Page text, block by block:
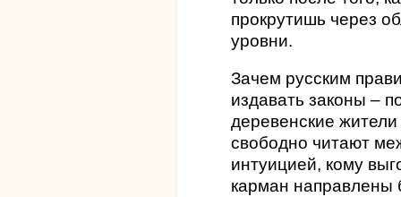
прокрутишь через
уровни.
Зачем русским
издавать законы –
деревенские
свободно читают
интуицией, кому
карман направлены